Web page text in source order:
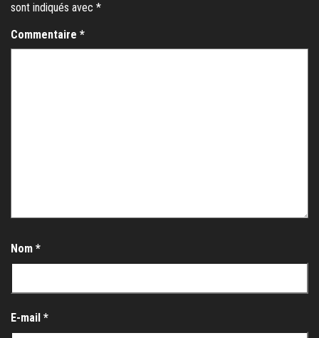
sont indiqués avec *
Commentaire *
Nom *
E-mail *